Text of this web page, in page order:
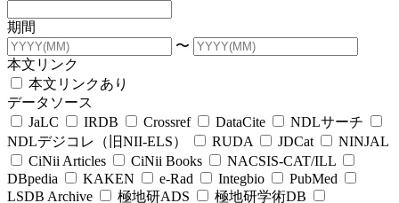
期間
〜
本文リンク
本文リンクあり
データソース
JaLC
IRDB Crossref DataCite
NDLサーチ
NDLデジコレ（旧NII-ELS）
RUDA JDCat
NINJAL
CiNii Articles
CiNii Books
NACSIS-CAT/ILL
DBpedia
KAKEN e-Rad Integbio
PubMed
LSDB Archive
極地研ADS
極地研学術DB